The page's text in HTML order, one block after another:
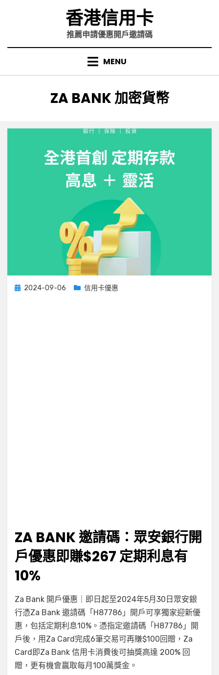
香港信用卡
推薦申請優惠開戶邀請碼
MENU
標籤
:
ZA BANK 加密貨幣
Posted
2024-09-06 信用卡優惠
ZA BANK 邀請碼：眾安銀行開
戶優惠即賺$267 定期利息有
10%
by 小編
在
Bank
邀
請
碼：
安
有 34 則留言
Za Bank 開戶優惠｜即日起至2024年5月30日眾安銀
行憑Za Bank 邀請碼「H87786」開戶可享獨家迎新優
惠，包括定期利息10%。憑指定邀請碼「H87786」開
戶後，用Za Card完成6筆交易可再賺$100回贈，Za
Card即Za Bank 信用卡消費後可抽獎高達 200% 回
贈，更有機會贏取每月100萬獎金。